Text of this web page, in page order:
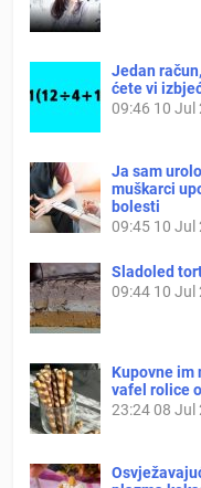
Jedan
ćete vi
09:46 10 Jul
Ja sam
muškarci
bolesti
09:45 10 Jul
Sladoled
09:44 10 Jul
Kupovne im
vafel rolice
23:2408 Jul